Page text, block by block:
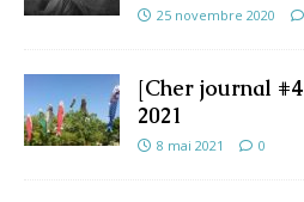
25 novembre 2020
[Cher journal
2021
8 mai 2021 0